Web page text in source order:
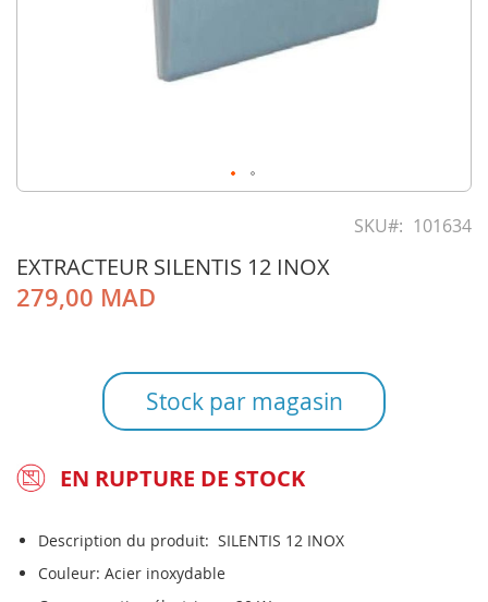
SKU 101634
EXTRACTEUR SILENTIS 12 INOX
279,00 MAD
Stock par magasin
EN RUPTURE DE STOCK
Description du produit: SILENTIS 12 INOX
Couleur: Acier inoxydable
beginning
of
the